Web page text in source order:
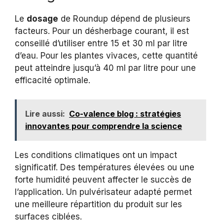
Le dosage de Roundup dépend de plusieurs
facteurs. Pour un désherbage courant, il est
conseillé d’utiliser entre 15 et 30 ml par litre
d’eau. Pour les plantes vivaces, cette quantité
peut atteindre jusqu’à 40 ml par litre pour une
efficacité optimale.
Lire aussi: Co-valence blog : stratégies
innovantes pour comprendre la science
Les conditions climatiques ont un impact
significatif. Des températures élevées ou une
forte humidité peuvent affecter le succès de
l’application. Un pulvérisateur adapté permet
une meilleure répartition du produit sur les
surfaces ciblées.